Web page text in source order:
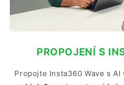
PROPOJENÍ S
Propojte Insta360 Wave s AI